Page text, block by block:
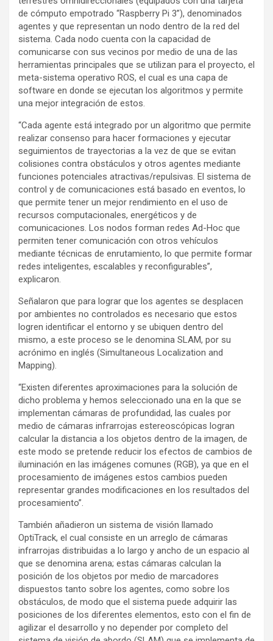
de cómputo empotrado “Raspberry Pi 3”), denominados
agentes y que representan un nodo dentro de la red del
sistema. Cada nodo cuenta con la capacidad de
comunicarse con sus vecinos por medio de una de las
herramientas principales que se utilizan para el proyecto, el
meta-sistema operativo ROS, el cual es una capa de
software en donde se ejecutan los algoritmos y permite
una mejor integración de estos.
“Cada agente está integrado por un algoritmo que permite
realizar consenso para hacer formaciones y ejecutar
seguimientos de trayectorias a la vez de que se evitan
colisiones contra obstáculos y otros agentes mediante
funciones potenciales atractivas/repulsivas. El sistema de
control y de comunicaciones está basado en eventos, lo
que permite tener un mejor rendimiento en el uso de
recursos computacionales, energéticos y de
comunicaciones. Los nodos forman redes Ad-Hoc que
permiten tener comunicación con otros vehículos
mediante técnicas de enrutamiento, lo que permite formar
redes inteligentes, escalables y reconfigurables”,
explicaron.
Señalaron que para lograr que los agentes se desplacen
por ambientes no controlados es necesario que estos
logren identificar el entorno y se ubiquen dentro del
mismo, a este proceso se le denomina SLAM, por su
acrónimo en inglés (Simultaneous Localization and
Mapping).
“Existen diferentes aproximaciones para la solución de
dicho problema y hemos seleccionado una en la que se
implementan cámaras de profundidad, las cuales por
medio de cámaras infrarrojas estereoscópicas logran
calcular la distancia a los objetos dentro de la imagen, de
este modo se pretende reducir los efectos de cambios de
iluminación en las imágenes comunes (RGB), ya que en el
procesamiento de imágenes estos cambios pueden
representar grandes modificaciones en los resultados del
procesamiento”.
También añadieron un sistema de visión llamado
OptiTrack, el cual consiste en un arreglo de cámaras
infrarrojas distribuidas a lo largo y ancho de un espacio al
que se denomina arena; estas cámaras calculan la
posición de los objetos por medio de marcadores
dispuestos tanto sobre los agentes, como sobre los
obstáculos, de modo que el sistema puede adquirir las
posiciones de los diferentes elementos, esto con el fin de
agilizar el desarrollo y no depender por completo del